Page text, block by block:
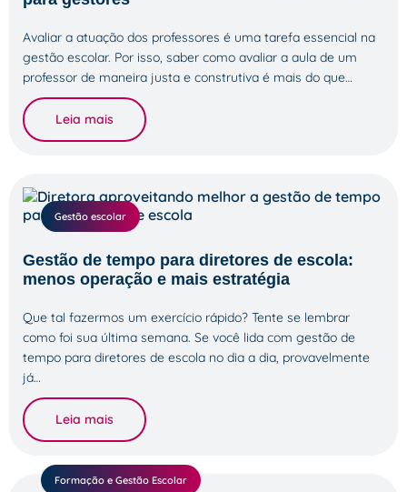
Avaliar a atuação dos professores é uma tarefa essencial na
gestão escolar. Por isso, saber como avaliar a aula de um
professor de maneira justa e construtiva é mais do que…
Leia mais
Gestão escolar
Gestão de tempo para diretores de escola:
menos operação e mais estratégia
Que tal fazermos um exercício rápido? Tente se lembrar
como foi sua última semana. Se você lida com gestão de
tempo para diretores de escola no dia a dia, provavelmente
já…
Leia mais
Formação e Gestão Escolar